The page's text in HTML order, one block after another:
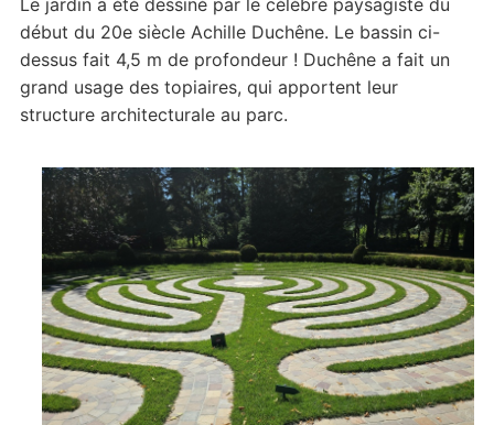
Le jardin a été dessiné par le célèbre paysagiste du
début du 20e siècle Achille Duchêne. Le bassin ci-
dessus fait 4,5 m de profondeur ! Duchêne a fait un
grand usage des topiaires, qui apportent leur
structure architecturale au parc.